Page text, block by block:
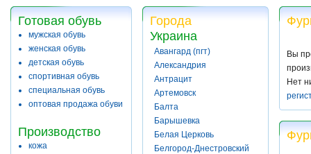
Готовая обувь
мужская обувь
женская обувь
детская обувь
спортивная обувь
специальная обувь
оптовая продажа обуви
Производство
кожа
Города
Украина
Авангард (пгт)
Александрия
Антрацит
Артемовск
Балта
Барышевка
Белая Церковь
Белгород-Днестровский
Вы
Нет